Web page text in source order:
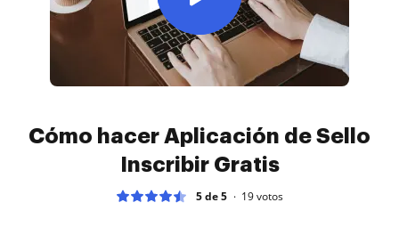
Cómo hacer Aplicación de Sello
Inscribir Gratis
5 de 5 19votos